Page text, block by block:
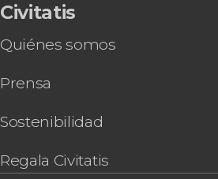
Civitatis
Quiénes somos
Prensa
Sostenibilidad
Regala Civitatis